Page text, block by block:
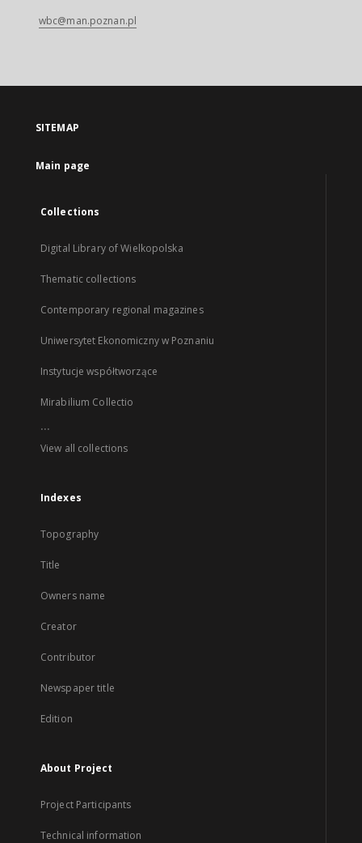
wbc@man.poznan.pl
SITEMAP
Main page
Collections
Digital Library of Wielkopolska
Thematic collections
Contemporary regional magazines
Uniwersytet Ekonomiczny w Poznaniu
Instytucje współtworzące
Mirabilium Collectio
...
View all collections
Indexes
Topography
Title
Owners name
Creator
Contributor
Newspaper title
Edition
About Project
Project Participants
Technical information